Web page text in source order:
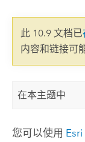
此 10.9 文档已
内容和链接可
在本主题中
您可以使用 Esri